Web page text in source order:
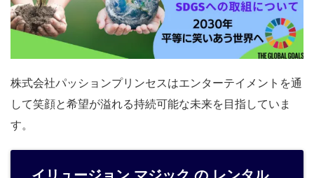
株式会社パッションプリンセスはエンターテイメントを通
して笑顔と希望が溢れる持続可能な未来を目指していま
す。